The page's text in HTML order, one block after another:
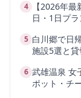
4
【2026年
日・1日プ
5 白川郷で日
施設5選と
6 武雄温泉 女
ポット・チ